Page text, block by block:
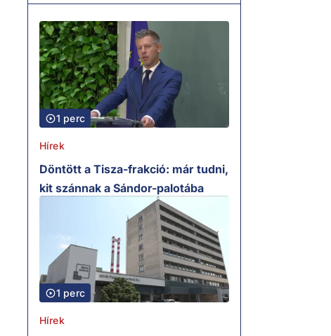
1 perc
Hírek
Döntött a Tisza-frakció: már tudni,
kit szánnak a Sándor-palotába
1 perc
Hírek